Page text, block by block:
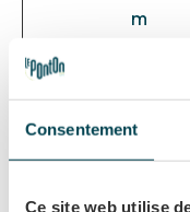
Consentement
Ce site web utilise
m
aws-
waf-
token
[x2]